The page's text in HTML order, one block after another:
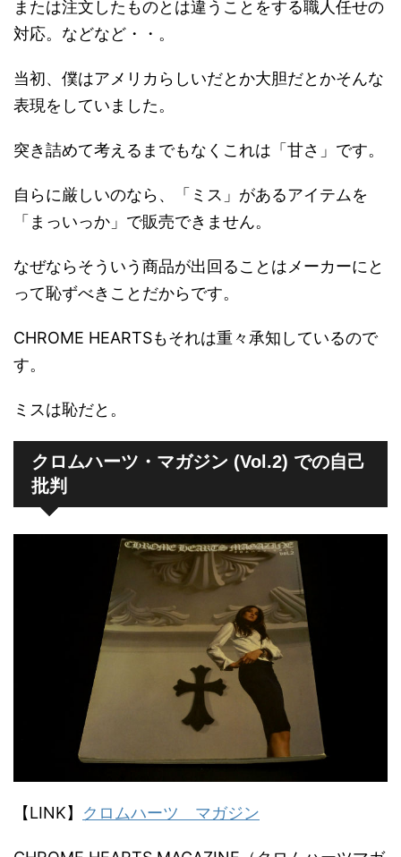
または注文したものとは違うことをする職人任せの
対応。などなど・・。
当初、僕はアメリカらしいだとか大胆だとかそんな
表現をしていました。
突き詰めて考えるまでもなくこれは「甘さ」です。
自らに厳しいのなら、「ミス」があるアイテムを
「まっいっか」で販売できません。
なぜならそういう商品が出回ることはメーカーにと
って恥ずべきことだからです。
CHROME HEARTSもそれは重々承知しているので
す。
ミスは恥だと。
クロムハーツ・マガジン (Vol.2) での自己
批判
【LINK】 クロムハーツ マガジン